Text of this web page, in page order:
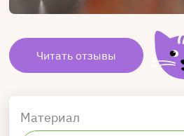
Читать отзывы
Материал